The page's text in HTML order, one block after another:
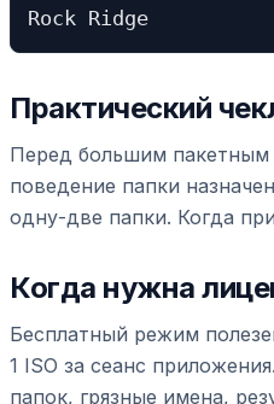
Практический
Перед большим пакетным
поведение папки
одну-две папки. Когда
Когда нужна
Бесплатный режим
1 ISO за сеанс
папок, грязные имена,